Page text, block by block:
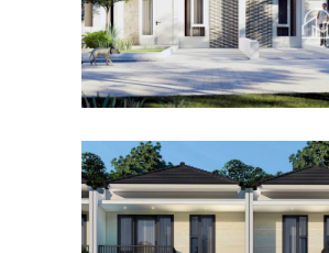
Desain Cluster
Cibinong Bogor
DESAIN RUMAH TERBAIK